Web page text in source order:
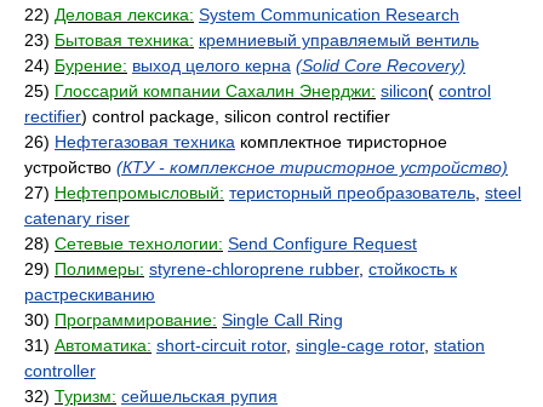
22) Деловая лексика: System Communication Research
23) Бытовая техника: кремниевый управляемый вентиль
24) Бурение: выход целого керна (Solid Core Recovery)
25) Глоссарий компании Сахалин Энерджи: silicon( control
rectifier) control package, silicon control rectifier
26) Нефтегазовая техника комплектное тиристорное
устройство (КТУ - комплексное тиристорное устройство)
27) Нефтепромысловый: теристорный преобразователь steel
catenary riser
28) Сетевые технологии: Send Configure Request
29) Полимеры: styrene-chloroprene rubber, стойкость к
растрескиванию
30) Программирование: Single Call Ring
31) Автоматика: short-circuit rotor, single-cage rotor, station
controller
32) Туризм: сейшельская рупия